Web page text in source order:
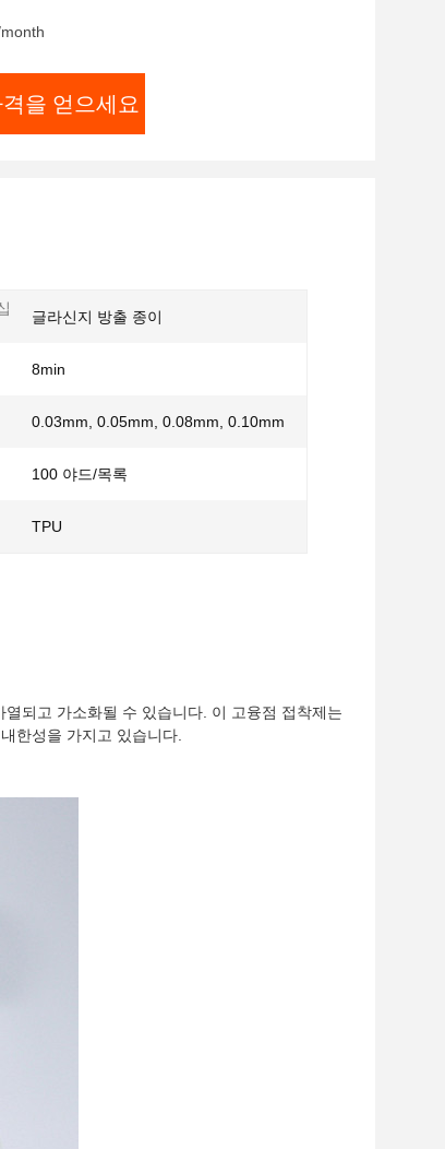
을 얻으세요
글라신지 방출 종이
8min
0.03mm, 0.05mm, 0.08mm, 0.10mm
100 야드/목록
TPU
되고 가소화될 수 있습니다. 이 고융점 접착제는
한성을 가지고 있습니다.